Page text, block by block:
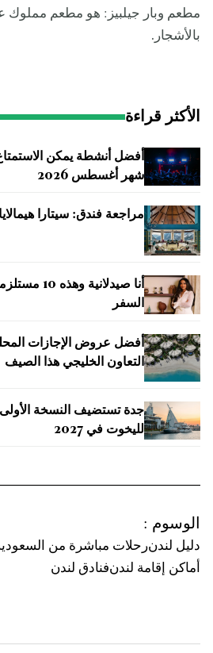
مطعم وبار جيلبيز: هو مطعم مملوك
بالأشجار.
الأكثر قراءة
أفضل أنشطة يمكن
شهر أغسطس 2026
مراجعة فندق: سيتارا
أنا
السفر
أفضل عروض الإجازات
التعاون الخليجي هذا الصيف
جدة تستضيف النسخة
لليخوت في 2027
الوسوم :
دليل لندنرحلات مباشرة من
أماكن إقامة لندنفنادق لندن